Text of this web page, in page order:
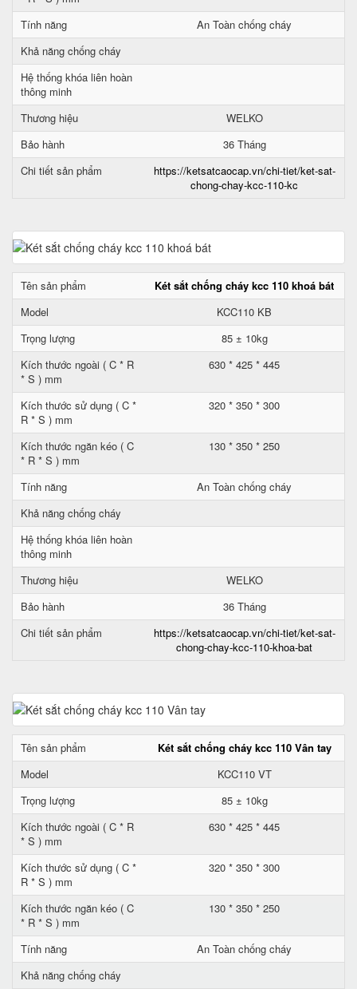
Tính năng
An Toàn chống cháy
Khả năng chống cháy
Hệ thống khóa liên hoàn
thông minh
Thương hiệu
WELKO
Bảo hành
36 Tháng
Chi tiết sản phẩm
https://ketsatcaocap.vn/chi-tiet/ket-sat-
chong-chay-kcc-110-kc
Tên sản phẩm
Két sắt chống cháy kcc 110 khoá bát
Model
KCC110 KB
Trọng lượng
85 ± 10kg
Kích thước ngoài ( C * R
* S ) mm
630 * 425 * 445
Kích thước sử dụng ( C *
R * S ) mm
320 * 350 * 300
Kích thước ngăn kéo ( C
* R * S ) mm
130 * 350 * 250
Tính năng
An Toàn chống cháy
Khả năng chống cháy
Hệ thống khóa liên hoàn
thông minh
Thương hiệu
WELKO
Bảo hành
36 Tháng
Chi tiết sản phẩm
https://ketsatcaocap.vn/chi-tiet/ket-sat-
chong-chay-kcc-110-khoa-bat
Tên sản phẩm
Két sắt chống cháy kcc 110 Vân tay
Model
KCC110 VT
Trọng lượng
85 ± 10kg
Kích thước ngoài ( C * R
* S ) mm
630 * 425 * 445
Kích thước sử dụng ( C *
R * S ) mm
320 * 350 * 300
Kích thước ngăn kéo ( C
* R * S ) mm
130 * 350 * 250
Tính năng
An Toàn chống cháy
Khả năng chống cháy